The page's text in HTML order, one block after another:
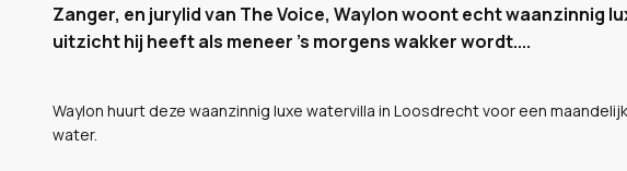
Zanger, en jurylid van The Voice, Waylon woont echt waanzinnig
uitzicht hij heeft als meneer 's morgens wakker wordt....
Waylon huurt deze waanzinnig luxe watervilla in Loosdrecht voor een
water.